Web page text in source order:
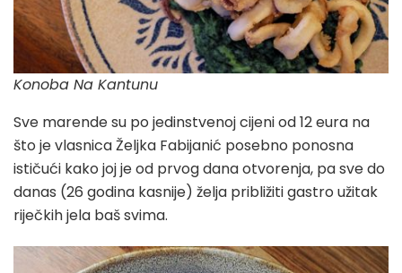
Konoba Na Kantunu
Sve marende su po jedinstvenoj cijeni od 12 eura na
što je vlasnica Željka Fabijanić posebno ponosna
ističući kako joj je od prvog dana otvorenja, pa sve do
danas (26 godina kasnije) želja približiti gastro užitak
riječkih jela baš svima.